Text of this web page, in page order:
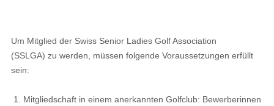
Um Mitglied der Swiss Senior Ladies Golf Association
(SSLGA) zu werden, müssen folgende Voraussetzungen erfüllt
sein:
Mitgliedschaft in einem anerkannten Golfclub: Bewerberinnen